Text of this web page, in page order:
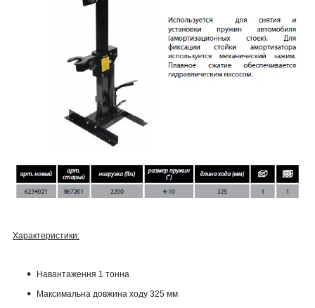
Характеристики:
Навантаження 1 тонна
Максимальна довжина ходу 325 мм